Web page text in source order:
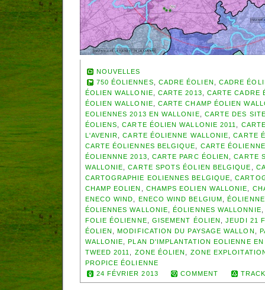
NOUVELLES
750 ÉOLIENNES
CADRE ÉOLIEN
CADRE
ÉOLIEN WALLONIE
CARTE 2013
CARTE CADRE
ÉOLIEN WALLONIE
CARTE CHAMP ÉOLIEN
EOLIENNES 2013 EN WALLONIE
CARTE DES
ÉOLIENS ,CARTE ÉOLIEN WALLONIE 2011
L'AVENIR ,CARTE ÉOLIENNE WALLONIE ,CARTE
CARTE ÉOLIENNES BELGIQUE
CARTE
ÉOLIENNNE 2013
CARTE PARC ÉOLIEN ,CARTE
WALLONIE ,CARTE SPOTS ÉOLIEN BELGIQUE
CARTOGRAPHIE EOLIENNES BELGIQUE ,
CHAMP EOLIEN
CHAMPS EOLIEN WALLONIE
ENECO WIND
ENECO WIND BELGIUM ,
ÉOLIENNES WALLONIE ,ÉOLIENNES WALLONNIE
FOLIE ÉOLIENNE
GISEMENT ÉOLIEN ,JEUDI 21
ÉOLIEN
,MODIFICATION DU PAYSAGE WALLON
WALLONIE ,PLAN D'IMPLANTATION EOLIENNE
TWEED 2011
ZONE ÉOLIEN
ZONE
PROPICE ÉOLIENNE
24 FÉVRIER 2013
COMMENT